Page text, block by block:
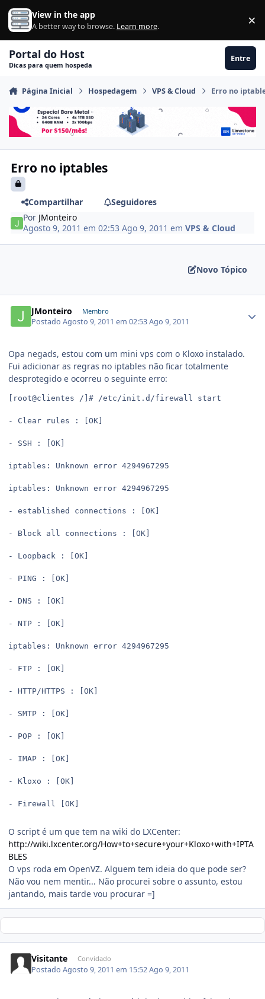
Ir para conteúdo
View in the app
A better way to browse. Learn more. ×
Portal do Host
Dicas para quem hospeda
Entre
Página Inicial Hospedagem VPS & Cloud Erro no
Erro no iptables
Compartilhar
Seguidores
Por JMonteiro
Agosto 9, 2011 em 02:53Ago 9, 2011 emVPS & Cloud
Novo Tópico
JMonteiro Membro
PostadoAgosto 9, 2011 em 02:53Ago 9, 2011
Opa negads, estou com um mini vps com o Kloxo instalado.
Fui adicionar as regras no iptables não ficar totalmente
desprotegido e ocorreu o seguinte erro:
[root@clientes /]# /etc/init.d/firewall start
- Clear rules : [OK]
- SSH : [OK]
iptables: Unknown error 4294967295
iptables: Unknown error 4294967295
- established connections : [OK]
- Block all connections : [OK]
- Loopback : [OK]
- PING : [OK]
- DNS : [OK]
- NTP : [OK]
iptables: Unknown error 4294967295
- FTP : [OK]
- HTTP/HTTPS : [OK]
- SMTP : [OK]
- POP : [OK]
- IMAP : [OK]
- Kloxo : [OK]
- Firewall [OK]
O script é um que tem na wiki do LXCenter:
http://wiki.lxcenter.org/How+to+secure+your+Kloxo+with+IPTA
BLES
O vps roda em OpenVZ. Alguem tem ideia do que pode ser?
Não vou nem mentir... Não procurei sobre o assunto, estou
jantando, mais tarde vou procurar =]
Visitante Convidado
PostadoAgosto 9, 2011 em 15:52Ago 9, 2011